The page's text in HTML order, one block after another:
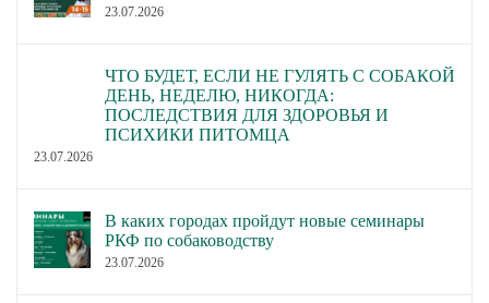
23.07.2026
ЧТО БУДЕТ, ЕСЛИ НЕ ГУЛЯТЬ С СОБАКОЙ
ДЕНЬ, НЕДЕЛЮ, НИКОГДА:
ПОСЛЕДСТВИЯ ДЛЯ ЗДОРОВЬЯ И
ПСИХИКИ ПИТОМЦА
23.07.2026
В каких городах пройдут новые семинары
РКФ по собаководству
23.07.2026